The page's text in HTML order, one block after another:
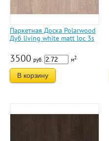
Паркетная Доска Polarwood
Дуб living white matt loc 3s
3500 руб. м2
В корзину